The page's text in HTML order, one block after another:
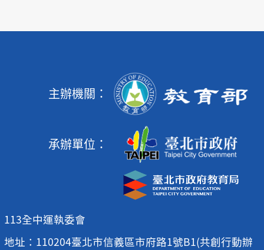
主辦機關：
承辦單位：
113全中運執委會
地址：110204臺北市信義區市府路1號B1(共創行動辦